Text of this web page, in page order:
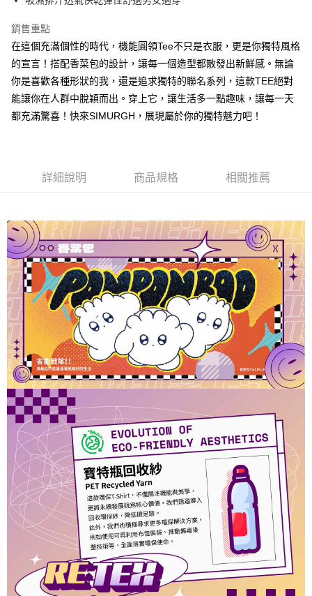
悠遊付
Google Pay
ATM付款
付款後全家取貨
7-11取貨付款
每筆NT$60，滿NT$1,000(含以上)免運費
付款後7-11取貨
每筆NT$60，滿NT$1,000(含以上)免運費
宅配
每筆NT$120，滿NT$1,000(含以上)免運費
離島宅配
每筆NT$120，滿NT$1,000(含以上)免運費
國家/地區配送
銷售重點
在這個充滿個性的時代，機能圓領Tee不只是衣服，更是你獨特風格
的宣言！搭配香菜包的設計，讓每一個造型都散發出新鮮感。無論
你是喜歡各種形狀的我，還是追求獨特的聯名系列，這款TEE絕對
能讓你在人群中脫穎而出。穿上它，讓生活多一點趣味，讓每一天
都充滿驚喜！快來SIMURGH，展現屬於你的獨特魅力吧！
詳細說明 商品規格 相關推薦